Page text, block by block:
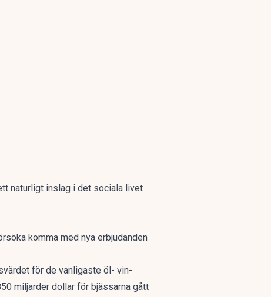
naturligt inslag i det sociala livet
komma med nya erbjudanden
för de vanligaste öl- vin-
miljarder dollar för bjässarna gått